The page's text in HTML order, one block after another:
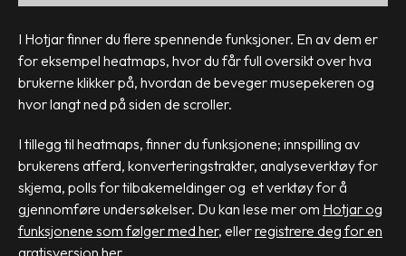
I Hotjar finner du flere spennende funksjoner. En av dem er
for eksempel heatmaps, hvor du får full oversikt over hva
brukerne klikker på, hvordan de beveger musepekeren og
hvor langt ned på siden de scroller.
I tillegg til heatmaps, finner du funksjonene; innspilling av
brukerens atferd, konverteringstrakter, analyseverktøy for
skjema, polls for tilbakemeldinger og et verktøy for å
gjennomføre undersøkelser. Du kan lese mer om Hotjar og
funksjonene som følger med her, ellerregistrere deg for en